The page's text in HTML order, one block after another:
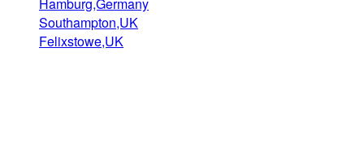
Southampton,UK
Felixstowe,UK